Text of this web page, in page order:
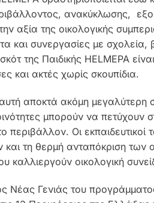
ανακύκλωσης,
αξία της οικολογικής
και συνεργασίες με σχολεία,
της Παιδικής HELMEPA
και ακτές χωρίς σκουπίδια.
αποκτά ακόμη μεγαλύτερη
μπορούν να
περιβάλλον. Οι
και τη θερμή ανταπόκριση των
καλλιεργούν οικολογική
Νέας Γενιάς του